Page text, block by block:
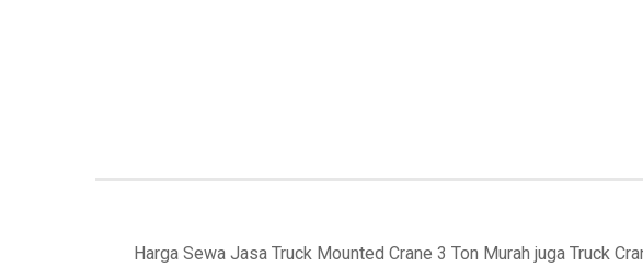
Harga Sewa Jasa Truck Mounted Crane 3 Ton Murah juga Truck